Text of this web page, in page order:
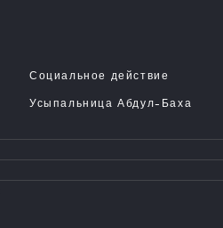
Социальное действие
Усыпальница Абдул-Баха